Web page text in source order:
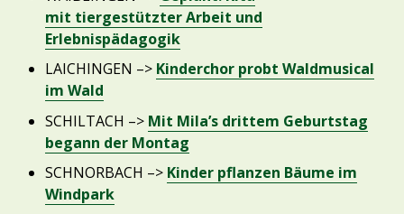
mit tiergestützter Arbeit und
Erlebnispädagogik
LAICHINGEN –> Kinderchor probt Waldmusical
im Wald
SCHILTACH –> Mit Mila’s drittem Geburtstag
begann der Montag
SCHNORBACH –> Kinder pflanzen Bäume im
Windpark